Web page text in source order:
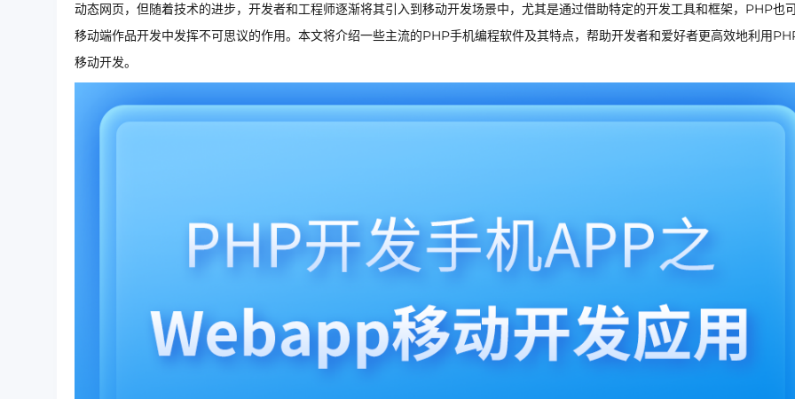
动态网页，但随着技术的进步，开发者和工程师逐渐将其引入到移动开发场景中，尤其是通过借助特定的开发工具和框架，PHP也
移动端作品开发中发挥不可思议的作用。本文将介绍一些主流的PHP手机编程软件及其特点，帮助开发者和爱好者更高效地利用
移动开发。